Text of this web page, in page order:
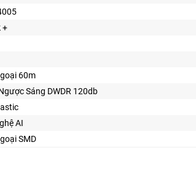
+
60m
Sáng DWDR 120db
AI
SMD